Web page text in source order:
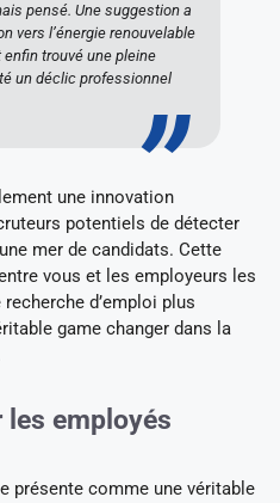
pensé. Une suggestion a
vers l’énergie renouvelable
trouvé une pleine
un déclic professionnel
une innovation
potentiels de détecter
mer de candidats. Cette
vous et les employeurs les
d’emploi plus
game changer dans la
les employés
présente comme une véritable